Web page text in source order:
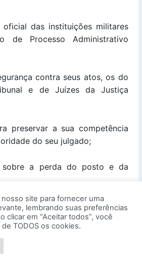
das instituições militares
de Processo Administrativo
contra seus atos, os do
e de Juízes da Justiça
preservar a sua competência
do seu julgado;
sobre a perda do posto e da
a perda de graduação;
site para fornecer uma
lembrando suas preferências
clicar em “Aceitar todos”, você
TODOS os cookies.